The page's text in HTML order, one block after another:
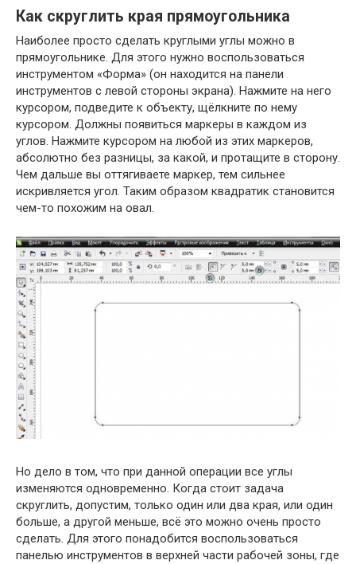
Как скруглить края прямоугольника
Наиболее просто сделать круглыми углы можно в
прямоугольнике. Для этого нужно воспользоваться
инструментом «Форма» (он находится на панели
инструментов с левой стороны экрана). Нажмите на него
курсором, подведите к объекту, щёлкните по нему
курсором. Должны появиться маркеры в каждом из
углов. Нажмите курсором на любой из этих маркеров,
абсолютно без разницы, за какой, и протащите в сторону.
Чем дальше вы оттягиваете маркер, тем сильнее
искривляется угол. Таким образом квадратик становится
чем-то похожим на овал.
Но дело в том, что при данной операции все углы
изменяются одновременно. Когда стоит задача
скруглить, допустим, только один или два края, или один
больше, а другой меньше, всё это можно очень просто
сделать. Для этого понадобится воспользоваться
панелью инструментов в верхней части рабочей зоны, где